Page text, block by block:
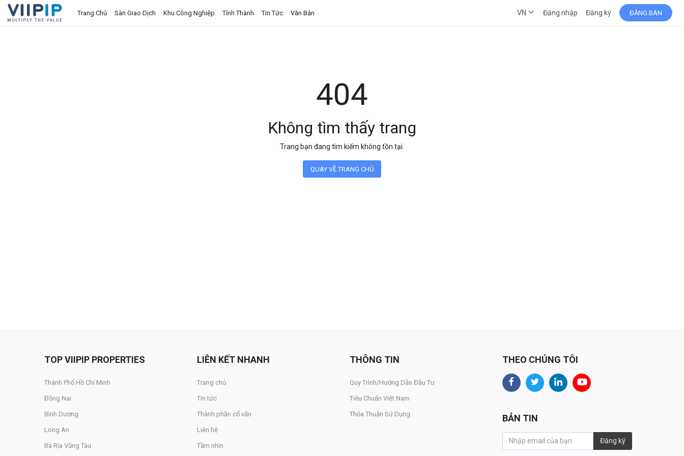
Trang Chủ Sàn Giao Dịch Khu Công Nghiệp Tỉnh Thành Tin Tức Văn Bản VN Đăng nhập Đăng ký ĐĂNG BÁN
404
Không tìm thấy trang
Trang bạn đang tìm kiếm không tồn tại.
QUAY VỀ TRANG CHỦ
TOP VIIPIP PROPERTIES
Thành Phố Hồ Chí Minh
Đồng Nai
Bình Dương
Long An
Bà Rịa Vũng Tàu
LIÊN KẾT NHANH
Trang chủ
Tin tức
Thành phần cố vấn
Liên hệ
Tầm nhìn
THÔNG TIN
Quy Trình/Hướng Dẫn Đầu Tư
Tiêu Chuẩn Việt Nam
Thỏa Thuận Sử Dụng
THEO CHÚNG TÔI
BẢN TIN
Đăng ký